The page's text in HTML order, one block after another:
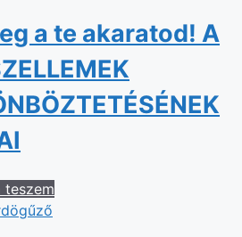
a te akaratod! A
teszem